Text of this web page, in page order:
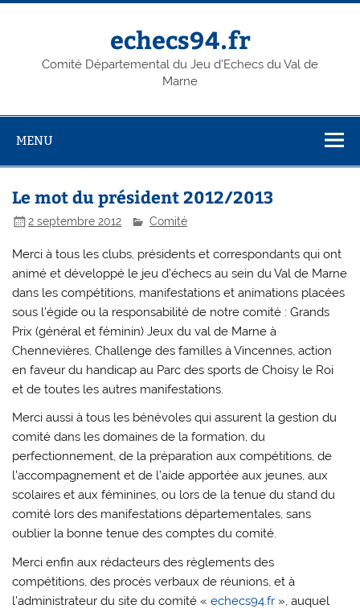
Skip
echecs94.fr
Comité Départemental du Jeu d'Echecs du Val de
Marne
MENU
Le mot du président 2012/2013
2 septembre 2012 Comité
Merci à tous les clubs, présidents et correspondants qui ont
animé et développé le jeu d’échecs au sein du Val de Marne
dans les compétitions, manifestations et animations placées
sous l’égide ou la responsabilité de notre comité : Grands
Prix (général et féminin) Jeux du val de Marne à
Chennevières, Challenge des familles à Vincennes, action
en faveur du handicap au Parc des sports de Choisy le Roi
et de toutes les autres manifestations.
Merci aussi à tous les bénévoles qui assurent la gestion du
comité dans les domaines de la formation, du
perfectionnement, de la préparation aux compétitions, de
l’accompagnement et de l’aide apportée aux jeunes, aux
scolaires et aux féminines, ou lors de la tenue du stand du
comité lors des manifestations départementales, sans
oublier la bonne tenue des comptes du comité.
Merci enfin aux rédacteurs des règlements des
compétitions, des procès verbaux de réunions, et à
l’administrateur du site du comité «echecs94.fr », auquel